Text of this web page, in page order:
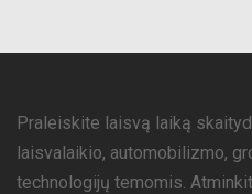
Praleiskite laisvą laiką
laisvalaikio, automobilizmo,
technologijų temomis.